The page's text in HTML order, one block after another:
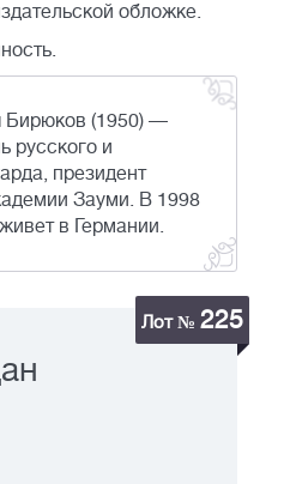
обложке.
Бирюков (1950) —
русского и
президент
Зауми. В 1998
в Германии.
Лот № 225